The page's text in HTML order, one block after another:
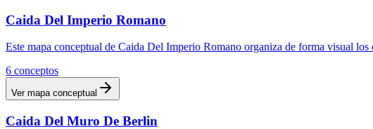
Caida Del Imperio Romano
Este mapa conceptual de Caida Del Imperio Romano organiza de forma visual
6 conceptos
Ver mapa conceptual
Caida Del Muro De Berlin